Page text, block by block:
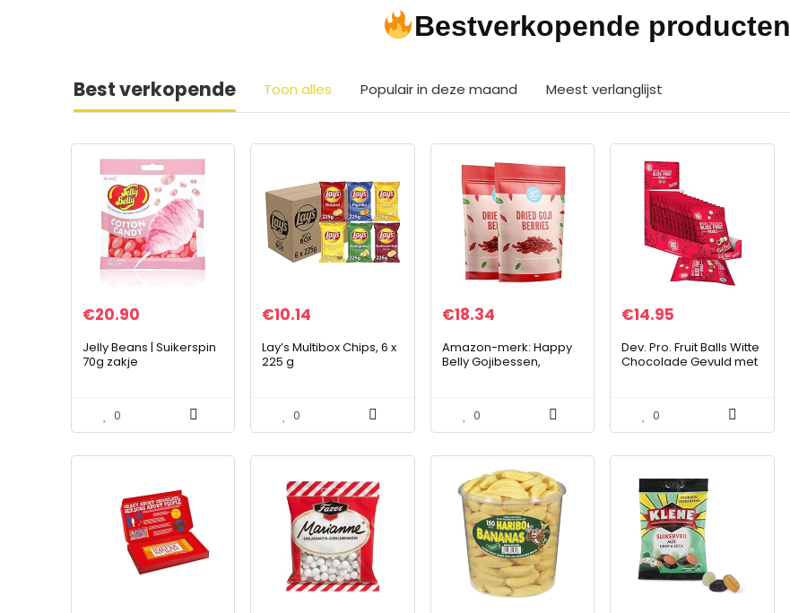
Bestverkopende producten
Best verkopende Toon alles Populair in deze maand Meest verlanglijst
€20.90
Jelly Beans | Suikerspin
70g zakje
0
€10.14
Lay’s Multibox Chips, 6 x
225 g
0
€18.34
Amazon-merk: Happy
Belly Gojibessen,
0
€14.95
Dev. Pro. Fruit Balls Witte
Chocolade Gevuld met
0